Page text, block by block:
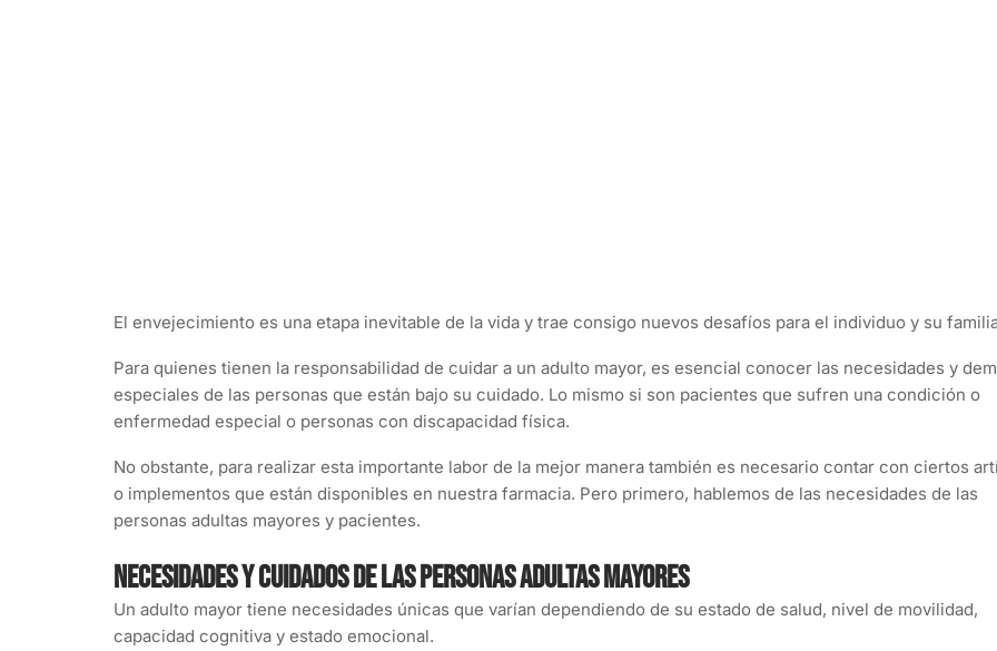
El envejecimiento es una etapa inevitable de la vida y trae consigo nuevos desafíos para el individuo y su
Para quienes tienen la responsabilidad de cuidar a un adulto mayor, es esencial conocer las necesidades y
especiales de las personas que están bajo su cuidado. Lo mismo si son pacientes que sufren una condición o
enfermedad especial o personas con discapacidad física.
No obstante, para realizar esta importante labor de la mejor manera también es necesario contar con ciertos
o implementos que están disponibles en nuestra farmacia. Pero primero, hablemos de las necesidades de las
personas adultas mayores y pacientes.
Necesidades y cuidados de las personas adultas mayores
Un adulto mayor tiene necesidades únicas que varían dependiendo de su estado de salud, nivel de movilidad,
capacidad cognitiva y estado emocional.